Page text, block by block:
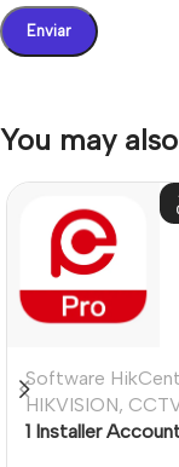
You may
Software
HIKVISION,
1 Installer